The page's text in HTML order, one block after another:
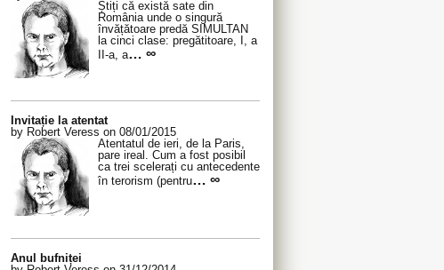
Știți că există sate din
România unde o singură
învățătoare predă SIMULTAN
la cinci clase: pregătitoare, I, a
II-a, a… ∞
Invitație la atentat
by Robert Veress on 08/01/2015
Atentatul de ieri, de la Paris,
pare ireal. Cum a fost posibil
ca trei scelerați cu antecedente
în terorism (pentru… ∞
Anul bufniței